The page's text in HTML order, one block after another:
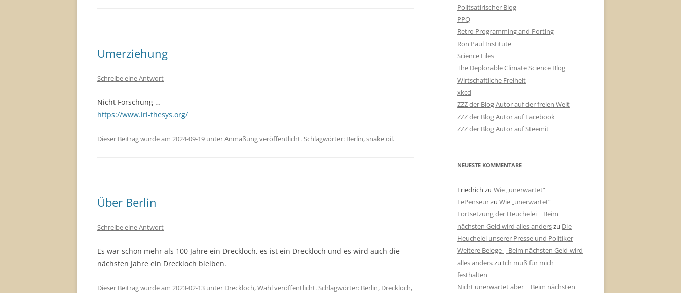
Umerziehung
Schreibe eine Antwort
Nicht Forschung …
https://www.iri-thesys.org/
Dieser Beitrag wurde am 2024-09-19 unterAnmaßungveröffentlicht. Schlagwörter: Berlin,snake oil.
Über Berlin
Schreibe eine Antwort
Es war schon mehr als 100 Jahre ein Dreckloch, es ist ein Dreckloch und es wird auch die
nächsten Jahre ein Dreckloch bleiben.
Dieser Beitrag wurde am 2023-02-13 unter Dreckloch,Wahlveröffentlicht. Schlagwörter: Berlin, Dreckloch,
Politsatirischer Blog
PPQ
Retro Programming and Porting
Ron Paul Institute
Science Files
The Deplorable Climate Science Blog
Wirtschaftliche Freiheit
xkcd
ZZZ der Blog Autor auf der freien Welt
ZZZ der Blog Autor auf Facebook
ZZZ der Blog Autor auf Steemit
NEUESTE KOMMENTARE
Friedrich zu Wie „unerwartet“
LePenseurzu Wie „unerwartet“
Fortsetzung der Heuchelei | Beim
nächsten Geld wird alles anderszu Die
Heuchelei unserer Presse und Politiker
Weitere Belege | Beim nächsten Geld wird
alles anderszu Ich muß für mich
festhalten
Nicht unerwartet aber | Beim nächsten